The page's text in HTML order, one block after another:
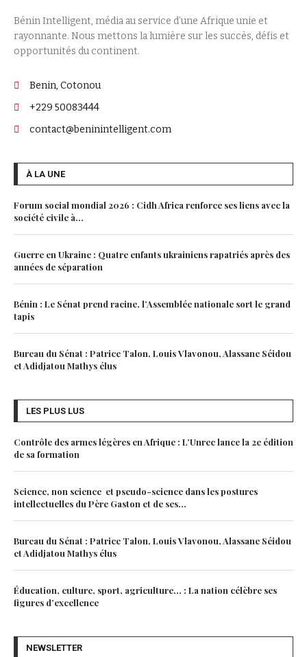
Bénin Intelligent, média au service d’une Afrique unie et
rayonnante. Nous mettons la lumière sur les succès, défis et
opportunités du continent.
Benin, Cotonou
+229 50083444
contact@beninintelligent.com
À LA UNE
Forum social mondial 2026 : Cidh Africa renforce ses liens avec la
société civile à...
Guerre en Ukraine : Quatre enfants ukrainiens rapatriés après des
années de séparation
Bénin : Le Sénat prend racine, l’Assemblée nationale sort le grand
tapis
Bureau du Sénat : Patrice Talon, Louis Vlavonou, Alassane Séidou
et Adidjatou Mathys élus
LES PLUS LUS
Contrôle des armes légères en Afrique : L’Unrec lance la 2e édition
de sa formation
Science, non science et pseudo-science dans les postures
intellectuelles du Père Gaston et de ses...
Bureau du Sénat : Patrice Talon, Louis Vlavonou, Alassane Séidou
et Adidjatou Mathys élus
Éducation, culture, sport, agriculture… : La nation célèbre ses
figures d’excellence
NEWSLETTER